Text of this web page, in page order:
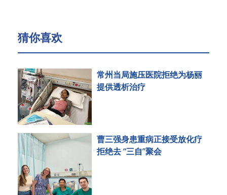
猜你喜欢
常州当局施压医院拒绝为杨丽
提供透析治疗
曹三强身患重病正接受放化疗
拒绝去 “三自”聚会